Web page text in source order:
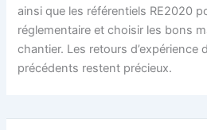
ainsi que les référentiels RE2020
réglementaire et choisir les bons
chantier. Les retours d’expérience
précédents restent précieux.